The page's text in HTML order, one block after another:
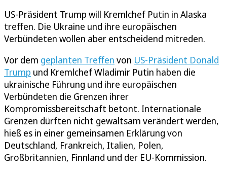
US-Präsident Trump will Kremlchef Putin in Alaska
treffen. Die Ukraine und ihre europäischen
Verbündeten wollen aber entscheidend mitreden.
Vor dem geplanten Treffen von US-Präsident Donald
Trump und Kremlchef Wladimir Putin haben die
ukrainische Führung und ihre europäischen
Verbündeten die Grenzen ihrer
Kompromissbereitschaft betont. Internationale
Grenzen dürften nicht gewaltsam verändert werden,
hieß es in einer gemeinsamen Erklärung von
Deutschland, Frankreich, Italien, Polen,
Großbritannien, Finnland und der EU-Kommission.